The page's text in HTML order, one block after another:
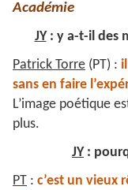
Académie
JY: y a-t-il des
Patrick Torre (PT) :
sans en faire
L’image poétique
plus.
JY :
PT : c’est un vieux